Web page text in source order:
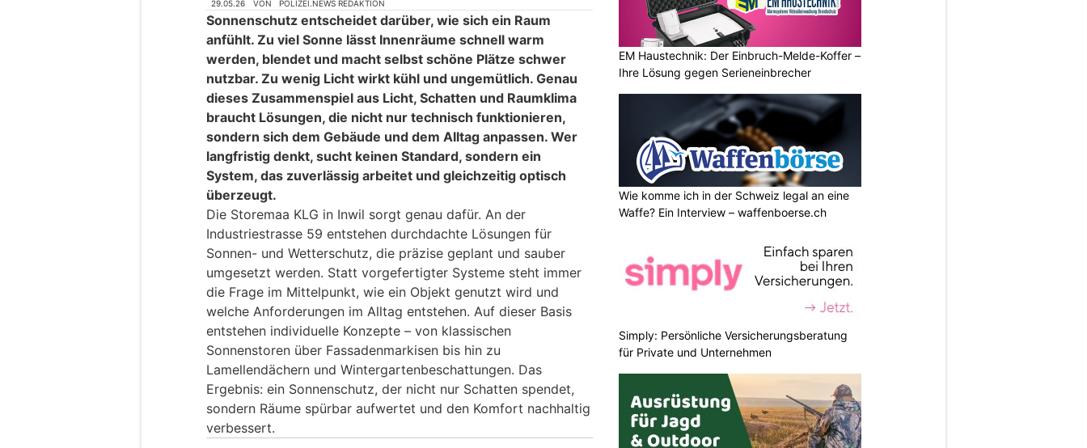
29.05.26 VON POLIZEI.NEWS REDAKTION
Sonnenschutz entscheidet darüber, wie sich ein Raum
anfühlt. Zu viel Sonne lässt Innenräume schnell warm
werden, blendet und macht selbst schöne Plätze schwer
nutzbar. Zu wenig Licht wirkt kühl und ungemütlich. Genau
dieses Zusammenspiel aus Licht, Schatten und Raumklima
braucht Lösungen, die nicht nur technisch funktionieren,
sondern sich dem Gebäude und dem Alltag anpassen. Wer
langfristig denkt, sucht keinen Standard, sondern ein
System, das zuverlässig arbeitet und gleichzeitig optisch
überzeugt.
Die Storemaa KLG in Inwil sorgt genau dafür. An der
Industriestrasse 59 entstehen durchdachte Lösungen für
Sonnen- und Wetterschutz, die präzise geplant und sauber
umgesetzt werden. Statt vorgefertigter Systeme steht immer
die Frage im Mittelpunkt, wie ein Objekt genutzt wird und
welche Anforderungen im Alltag entstehen. Auf dieser Basis
entstehen individuelle Konzepte – von klassischen
Sonnenstoren über Fassadenmarkisen bis hin zu
Lamellendächern und Wintergartenbeschattungen. Das
Ergebnis: ein Sonnenschutz, der nicht nur Schatten spendet,
sondern Räume spürbar aufwertet und den Komfort nachhaltig
verbessert.
EM Haustechnik: Der Einbruch-Melde-Koffer –
Ihre Lösung gegen Serieneinbrecher
Wie komme ich in der Schweiz legal an eine
Waffe? Ein Interview – waffenboerse.ch
Simply: Persönliche Versicherungsberatung
für Private und Unternehmen